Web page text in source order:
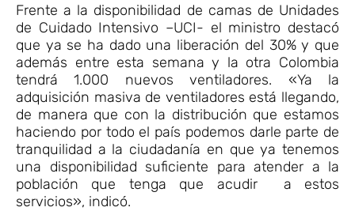
Frente a la disponibilidad de camas de Unidades
de Cuidado Intensivo –UCI- el ministro destacó
que ya se ha dado una liberación del 30% y que
además entre esta semana y la otra Colombia
tendrá 1.000 nuevos ventiladores. «Ya la
adquisición masiva de ventiladores está llegando,
de manera que con la distribución que estamos
haciendo por todo el país podemos darle parte de
tranquilidad a la ciudadanía en que ya tenemos
una disponibilidad suficiente para atender a la
población que tenga que acudir a estos
servicios», indicó.